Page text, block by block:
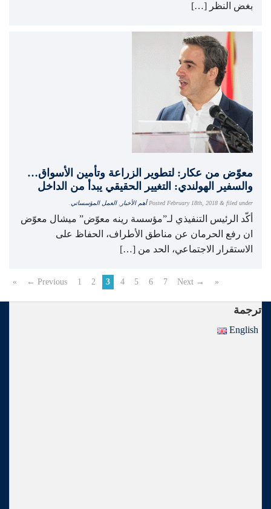
بغض النظر […]
معوّض من عكار: لتطوير الزراعة وتأمين الأسواق…
والسفير الهولندي: التغيير الحقيقي يبدأ من الداخل
Posted February 18th, 2018 & filed under أهم الأخبار ,العمل المؤسساتي
أكّد الرئيس التنفيذي لـ”مؤسسة رينه معوّض” ميشال معوّض
ان رفع الحرمان عن مناطق الأطراف، الحفاظ على
الاستقرار الاجتماعي، الحد من […]
« ← Previous 1 2 3 4 5 6 7 Next → »
ترجمة
English